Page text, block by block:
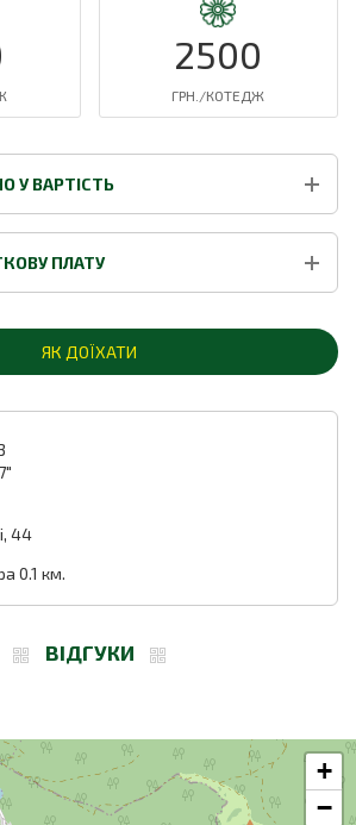
2500
ГРН./КОТЕДЖ
У ВАРТІСТЬ
ПЛАТУ
ЯК ДОЇХАТИ
44
0.1 км.
ВІДГУКИ
+
−